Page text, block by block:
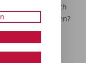
Sie den Wunsch
für Ihre Kunden?